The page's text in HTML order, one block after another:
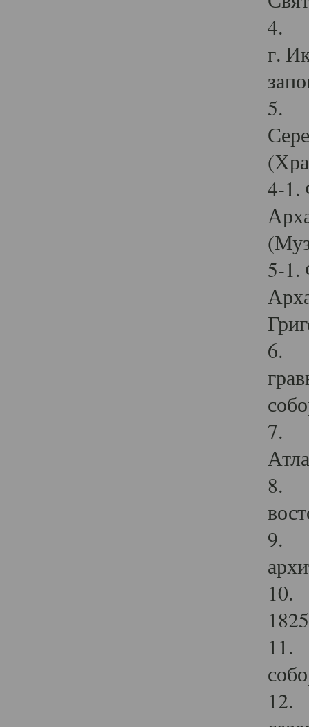
4.
г.
5.
4-1.
5-1.
6.
7.
8.
9.
10.
11.
12.